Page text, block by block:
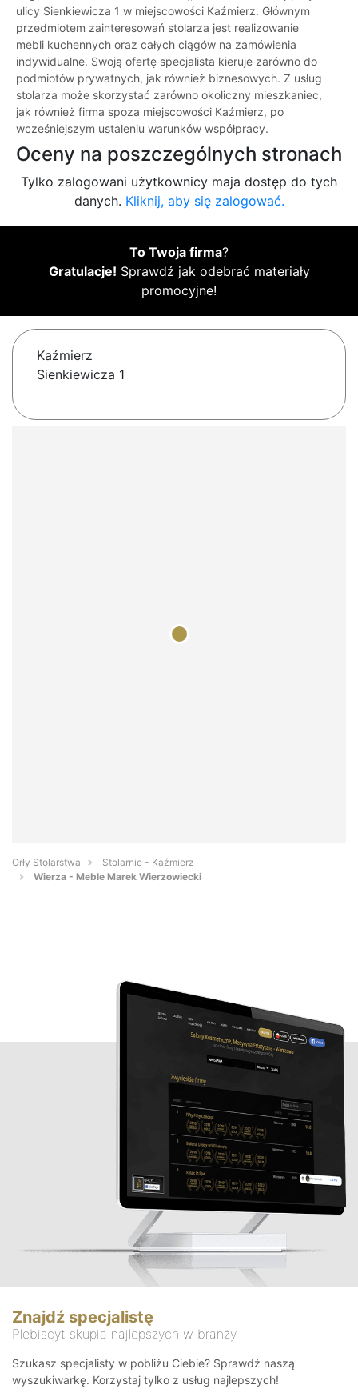
ulicy Sienkiewicza 1 w miejscowości Kaźmierz. Głównym
przedmiotem zainteresowań stolarza jest realizowanie
mebli kuchennych oraz całych ciągów na zamówienia
indywidualne. Swoją ofertę specjalista kieruje zarówno do
podmiotów prywatnych, jak również biznesowych. Z usług
stolarza może skorzystać zarówno okoliczny mieszkaniec,
jak również firma spoza miejscowości Kaźmierz, po
wcześniejszym ustaleniu warunków współpracy.
Oceny na poszczególnych stronach
Tylko zalogowani użytkownicy maja dostęp do tych
danych. Kliknij, aby się zalogować.
To Twoja firma?
Gratulacje! Sprawdź jak odebrać materiały
promocyjne!
Kaźmierz
Sienkiewicza 1
Orły Stolarstwa
Stolarnie - Kaźmierz
Wierza - Meble Marek Wierzowiecki
Znajdź specjalistę
Plebiscyt skupia najlepszych w branży
Szukasz specjalisty w pobliżu Ciebie? Sprawdź naszą
wyszukiwarkę. Korzystaj tylko z usług najlepszych!